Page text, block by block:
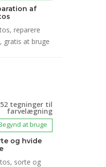
af
reparere
gratis at bruge
tegninger til
farvelægning
at bruge
og hvide
sorte og